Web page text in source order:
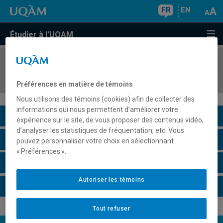
FR EN
Étudier à l'UQAM
COURS//
Description du cours
Horaire - Été 2026
Préférences en matière de témoins
Nous utilisons des témoins (cookies) afin de collecter des
informations qui nous permettent d’améliorer votre
expérience sur le site, de vous proposer des contenus vidéo,
d’analyser les statistiques de fréquentation, etc. Vous
pouvez personnaliser votre choix en sélectionnant
« Préférences ».
Tout refuser
Autoriser les témoins